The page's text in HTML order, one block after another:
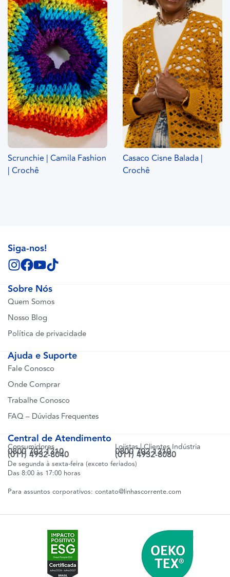
Scrunchie | Camila Fashion
| Crochê
Casaco Cisne Balada |
Crochê
Sobre Nós
Quem Somos
Nosso Blog
Política de privacidade
Ajuda e Suporte
Fale Conosco
Onde Comprar
Trabalhe Conosco
FAQ – Dúvidas Frequentes
Central de Atendimento
Consumidores
0800 702 1310
(011) 4932-8040
Lojistas | Clientes Indústria
0800 702 1310
(011) 4932-8080
De segunda à sexta-feira (exceto feriados)
Das 8:00 às 17:00 horas
Para assuntos corporativos: contato@linhascorrente.com
Siga-nos!